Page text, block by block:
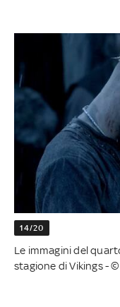
14/20
Le immagini del
stagione di Vikings -